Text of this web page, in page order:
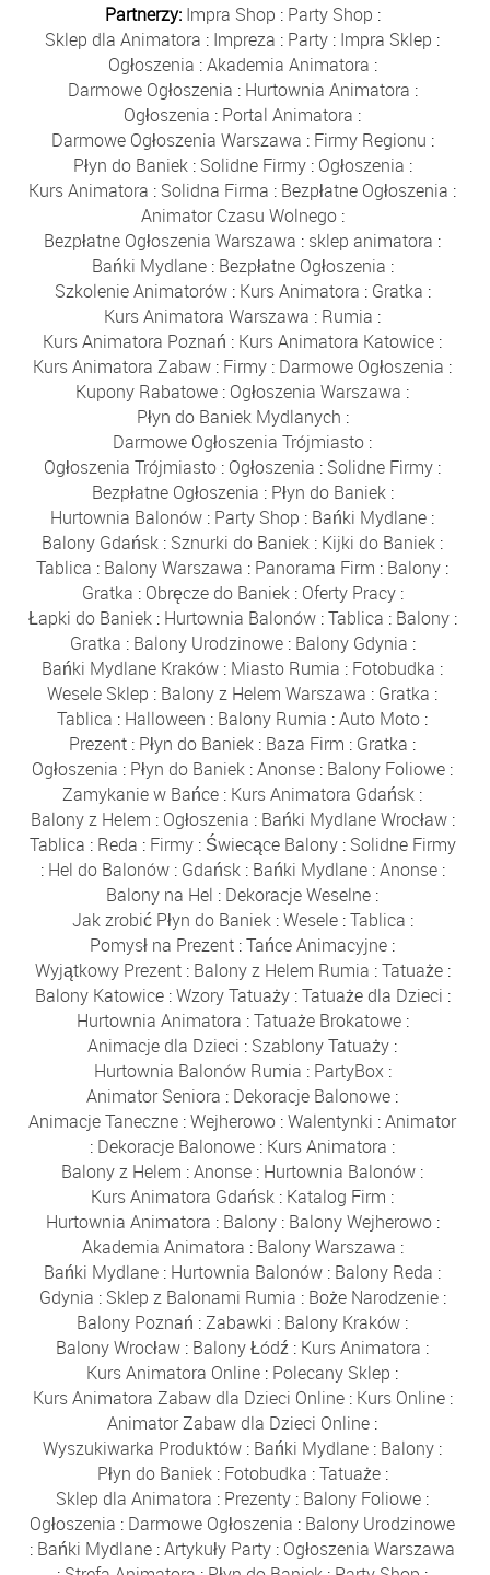
Partnerzy: Impra Shop : Party Shop :
Sklep dla Animatora : Impreza : Party : Impra Sklep :
Ogłoszenia :Akademia Animatora :
Darmowe Ogłoszenia : Hurtownia Animatora :
Ogłoszenia : Portal Animatora :
Darmowe Ogłoszenia Warszawa : Firmy Regionu :
Płyn do Baniek: Solidne Firmy: Ogłoszenia :
Kurs Animatora : Solidna Firma : Bezpłatne Ogłoszenia :
Animator Czasu Wolnego:
Bezpłatne Ogłoszenia Warszawa : sklep animatora :
Bańki Mydlane: Bezpłatne Ogłoszenia :
Szkolenie Animatorów: Kurs Animatora : Gratka :
Kurs Animatora Warszawa : Rumia :
Kurs Animatora Poznań : Kurs Animatora Katowice :
Kurs Animatora Zabaw : Firmy : Darmowe Ogłoszenia :
Kupony Rabatowe : Ogłoszenia Warszawa :
Płyn do Baniek Mydlanych :
Darmowe Ogłoszenia Trójmiasto :
Ogłoszenia Trójmiasto : Ogłoszenia : Solidne Firmy :
Bezpłatne Ogłoszenia : Płyn do Baniek:
Hurtownia Balonów : Party Shop : Bańki Mydlane :
Balony Gdańsk : Sznurki do Baniek : Kijki do Baniek :
Tablica : Balony Warszawa : Panorama Firm : Balony :
Gratka : Obręcze do Baniek: Oferty Pracy:
Łapki do Baniek: Hurtownia Balonów:Tablica : Balony:
Gratka : Balony Urodzinowe: Balony Gdynia :
Bańki Mydlane Kraków : Miasto Rumia : Fotobudka :
Wesele Sklep : Balony z Helem Warszawa : Gratka :
Tablica : Halloween : Balony Rumia :Auto Moto :
Prezent : Płyn do Baniek : Baza Firm : Gratka :
Ogłoszenia : Płyn do Baniek :Anonse : Balony Foliowe :
Zamykanie w Bańce : Kurs Animatora Gdańsk :
Balony z Helem : Ogłoszenia : Bańki Mydlane Wrocław:
Tablica : Reda : Firmy: Świecące Balony: Solidne Firmy
: Hel do Balonów: Gdańsk: Bańki Mydlane:Anonse:
Balony na Hel : Dekoracje Weselne :
Jak zrobić Płyn do Baniek:Wesele:Tablica :
Pomysł na Prezent :Tańce Animacyjne :
Wyjątkowy Prezent: Balony z Helem Rumia :Tatuaże:
Balony Katowice:Wzory Tatuaży:Tatuaże dla Dzieci :
Hurtownia Animatora :Tatuaże Brokatowe:
Animacje dla Dzieci : Szablony Tatuaży :
Hurtownia Balonów Rumia : PartyBox:
Animator Seniora : Dekoracje Balonowe :
Animacje Taneczne :Wejherowo :Walentynki :Animator
: Dekoracje Balonowe : Kurs Animatora :
Balony z Helem :Anonse : Hurtownia Balonów :
Kurs Animatora Gdańsk : Katalog Firm :
Hurtownia Animatora : Balony: Balony Wejherowo:
Akademia Animatora : Balony Warszawa :
Bańki Mydlane : Hurtownia Balonów : Balony Reda :
Gdynia : Sklep z Balonami Rumia : Boże Narodzenie:
Balony Poznań :Zabawki : Balony Kraków :
Balony Wrocław : Balony Łódź : Kurs Animatora :
Kurs Animatora Online : Polecany Sklep :
Kurs Animatora Zabaw dla Dzieci Online: Kurs Online:
Animator Zabaw dla Dzieci Online :
Wyszukiwarka Produktów : Bańki Mydlane : Balony :
Płyn do Baniek: Fotobudka :Tatuaże:
Sklep dla Animatora : Prezenty : Balony Foliowe :
Ogłoszenia : Darmowe Ogłoszenia : Balony Urodzinowe
: Bańki Mydlane :Artykuły Party : Ogłoszenia Warszawa